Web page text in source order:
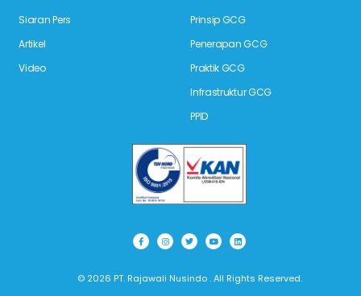
Siaran Pers
Artikel
Video
Prinsip GCG
Penerapan GCG
Praktik GCG
Infrastruktur GCG
PPID
© 2026 PT. Rajawali Nusindo . All Rights Reserved.